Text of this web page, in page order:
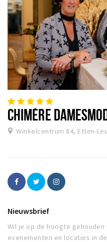
CHIMÈRE
Winkelcentrum 84, Etten-
Nieuwsbrief
Wil je op de hoogte gehouden
evenementen en locaties in